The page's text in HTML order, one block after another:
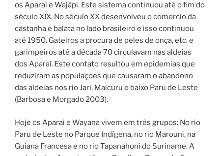
os Aparai e Wajãpi. Este sistema continuou até o fim do
século XIX. No século XX desenvolveu o comercio da
castanha e balata no lado brasileiro e isso continuou
até 1950. Gateiros a procura de peles de onça, etc. e
garimpeiros até a década 70 circulavam nas aldeias
dos Aparai. Este contato resultou em epidemias que
reduziram as populações que causaram o abandono
das aldeias nos rio Jari, Maicuru e baixo Paru de Leste
(Barbosa e Morgado 2003).
Hoje os Aparai e Wayana vivem em três grupos: No rio
Paru de Leste no Parque Indígena, no rio Marouni, na
Guiana Francesa e no rio Tapanahoni do Suriname. A